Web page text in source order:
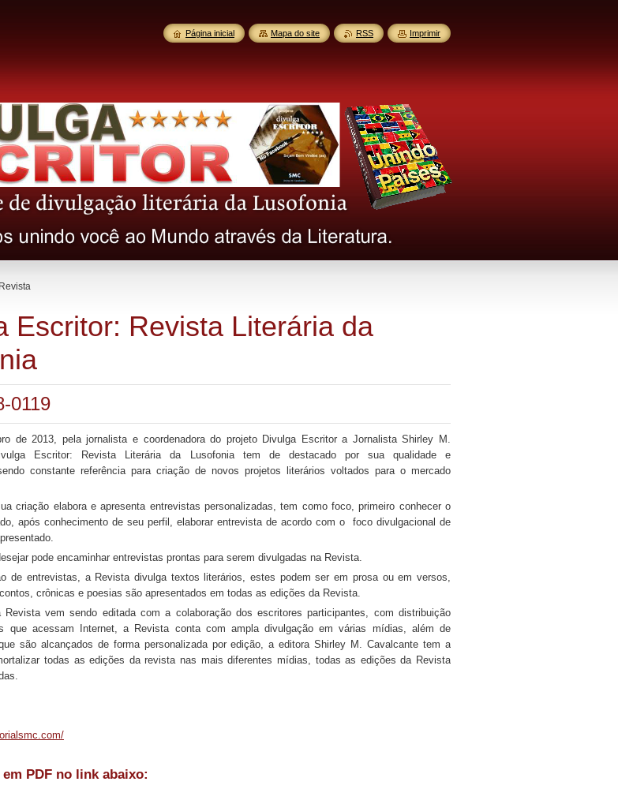
Revista
Escritor: Revista Literária da
0119
de 2013, pela jornalista e coordenadora do projeto Divulga Escritor a Jornalista Shirley M.
Escritor: Revista Literária da Lusofonia tem de destacado por sua qualidade e
constante referência para criação de novos projetos literários voltados para o mercado
criação elabora e apresenta entrevistas personalizadas, tem como foco, primeiro conhecer o
após conhecimento de seu perfil, elaborar entrevista de acordo com o foco divulgacional de
pode encaminhar entrevistas prontas para serem divulgadas na Revista.
de entrevistas, a Revista divulga textos literários, estes podem ser em prosa ou em versos,
crônicas e poesias são apresentados em todas as edições da Revista.
vem sendo editada com a colaboração dos escritores participantes, com distribuição
que acessam Internet, a Revista conta com ampla divulgação em várias mídias, além de
são alcançados de forma personalizada por edição, a editora Shirley M. Cavalcante tem a
todas as edições da revista nas mais diferentes mídias, todas as edições da Revista
PDF no link abaixo:
Página inicial Mapa do site RSS Imprimir